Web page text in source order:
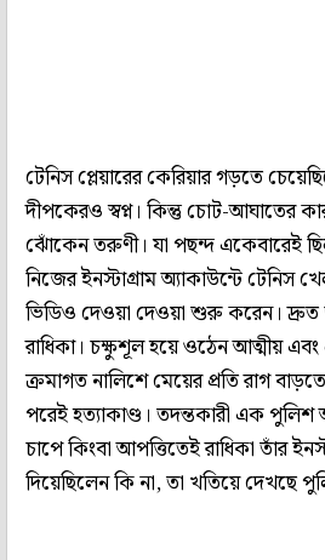
টেনিস প্লেয়ারের কেরিয়ার গড়তে
দীপকেরও স্বপ্ন। কিন্তু চোট-আঘাতের
ঝোঁকেন তরুণী। যা পছন্দ একেবারেই
নিজের ইনস্টাগ্রাম অ্যাকাউন্টে টেনিস
ভিডিও দেওয়া দেওয়া শুরু করেন।
রাধিকা। চক্ষুশূল হয়ে ওঠেন আত্মীয় এবং
ক্রমাগত নালিশে মেয়ের প্রতি রাগ
পরেই হত্যাকাণ্ড। তদন্তকারী এক পুলিশ
চাপে কিংবা আপত্তিতেই রাধিকা তাঁর
দিয়েছিলেন কি না, তা খতিয়ে দেখছে